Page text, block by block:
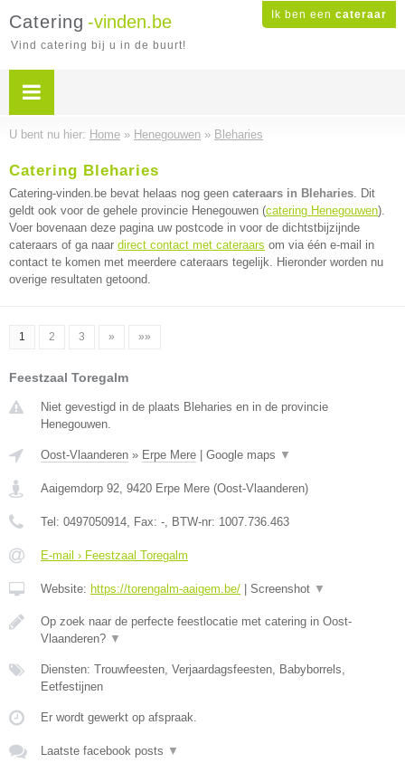
Ik ben een cateraar
Catering -vinden.be
Vind catering bij u in de buurt!
U bent nu hier: Home » Henegouwen » Bleharies
Catering Bleharies
Catering-vinden.be bevat helaas nog geen cateraars in Bleharies. Dit
geldt ook voor de gehele provincie Henegouwen (catering Henegouwen).
Voer bovenaan deze pagina uw postcode in voor de dichtstbijzijnde
cateraars of ga naar direct contact met cateraars om via één e-mail in
contact te komen met meerdere cateraars tegelijk. Hieronder worden nu
overige resultaten getoond.
1 2 3 » »»
Feestzaal Toregalm
Niet gevestigd in de plaats Bleharies en in de provincie
Henegouwen.
Oost-Vlaanderen » Erpe Mere Google maps ▼
Aaigemdorp 92, 9420 Erpe Mere (Oost-Vlaanderen)
Tel: 0497050914, Fax: -, BTW-nr: 1007.736.463
E-mail › Feestzaal Toregalm
Website: https://torengalm-aaigem.be/ Screenshot ▼
Op zoek naar de perfecte feestlocatie met catering in Oost-
Vlaanderen? ▼
Diensten: Trouwfeesten, Verjaardagsfeesten, Babyborrels,
Eetfestijnen
Er wordt gewerkt op afspraak.
Laatste facebook posts ▼